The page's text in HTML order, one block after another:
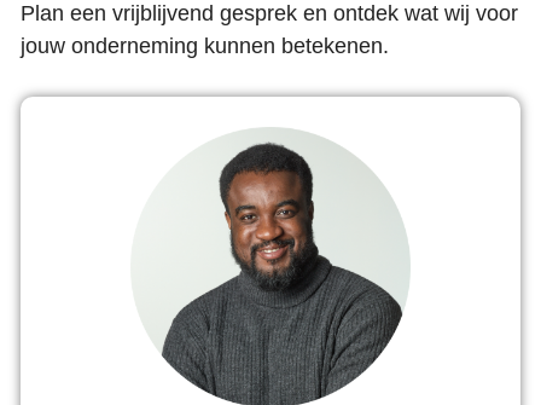
Plan een vrijblijvend gesprek en ontdek wat wij voor
jouw onderneming kunnen betekenen.